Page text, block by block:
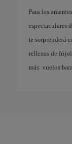
Para los
espectaculares
te sorprenderá
rellenas de
más: vuelos